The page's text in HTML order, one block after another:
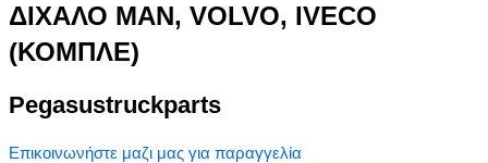
ΔΙΧΑΛΟ MAN, VOLVO, IVECO
(ΚΟΜΠΛΕ)
Pegasustruckparts
Επικοινωνήστε μαζι μας για παραγγελία